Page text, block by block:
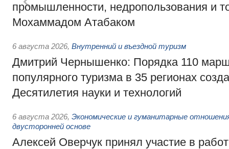
промышленности, недропользования и
Мохаммадом Атабаком
6 августа 2026, Внутренний и въездной туризм
Дмитрий Чернышенко: Порядка 110
популярного туризма в 35 регионах
Десятилетия науки и технологий
6 августа 2026, Экономические и гуманитарные
двусторонней основе
Алексей Оверчук принял участие в